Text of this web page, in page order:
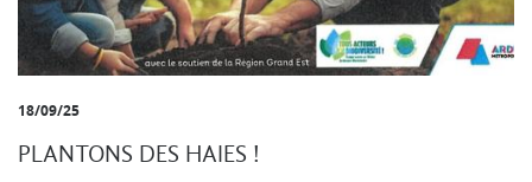
18/09/25
PLANTONS DES HAIES !